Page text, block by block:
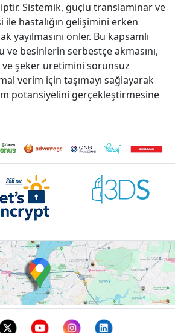
Sistemik, güçlü translaminar ve
hastalığın gelişimini erken
yayılmasını önler. Bu kapsamlı
ve besinlerin serbestçe akmasını,
şeker üretimini sorunsuz
verim için taşımayı sağlayarak
potansiyelini gerçekleştirmesine